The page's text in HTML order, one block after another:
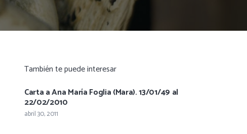
También te puede interesar
Carta a Ana María Foglia (Mara). 13/01/49 al
22/02/2010
abril 30, 2011